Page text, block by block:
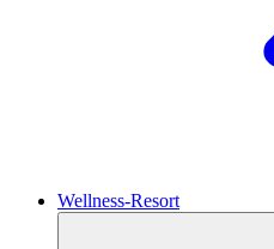
Wellness-Resort